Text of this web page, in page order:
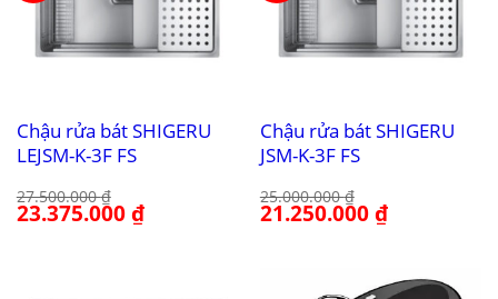
Chậu rửa bát SHIGERU
LEJSM-K-3F FS
27.500.000₫
Giá
gốc
23.375.000₫Giá
hiện
Chậu rửa bát SHIGERU
JSM-K-3F FS
25.000.000₫
Giá
gốc
21.250.000₫Giá
hiện